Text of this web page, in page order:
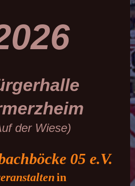
der Wiese)
05 e.V.
in